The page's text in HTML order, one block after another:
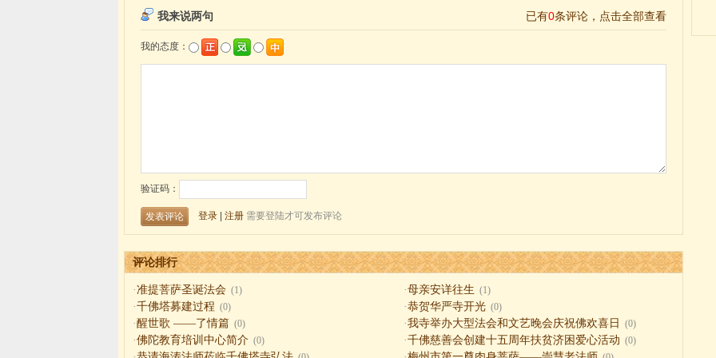
评论排行
·准提菩萨圣诞法会 (1) ·母亲安详往生 (1)
·千佛塔募建过程 (0) ·恭贺华严寺开光 (0)
·醒世歌 ——了情篇 (0) ·我寺举办大型法会和文艺晚会庆祝佛欢喜日 (0)
·佛陀教育培训中心简介 (0) ·千佛慈善会创建十五周年扶贫济困爱心活动 (0)